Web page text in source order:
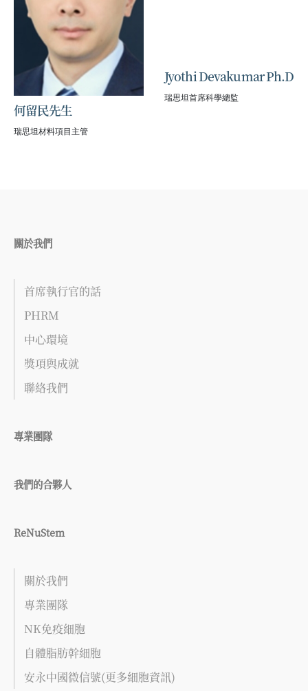
何留民先生
瑞思坦材料項目主管
Jyothi Devakumar Ph.D
瑞思坦首席科學總監
關於我們
首席執行官的話
PHRM
中心環境
獎項與成就
聯絡我們
專業團隊
我們的合夥人
ReNuStem
關於我們
專業團隊
NK免疫細胞
自體脂肪幹細胞
安永中國微信號(更多細胞資訊)